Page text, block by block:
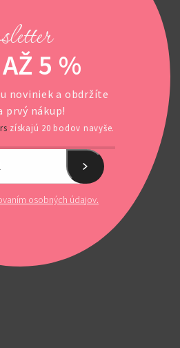
5 %
noviniek a obdržíte
prvý nákup!
získajú 20 bodov navyše.
osobných údajov.